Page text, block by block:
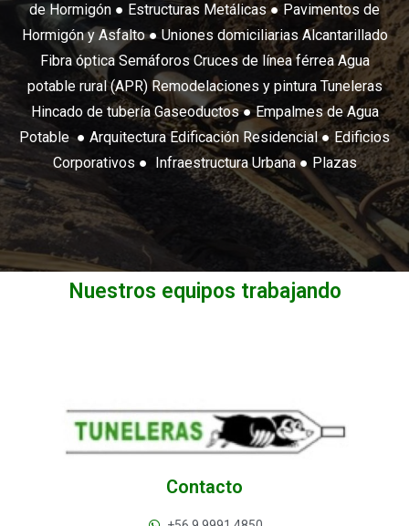
de Hormigón ● Estructuras Metálicas ● Pavimentos de
Hormigón y Asfalto ● Uniones domiciliarias Alcantarillado
Fibra óptica Semáforos Cruces de línea férrea Agua
potable rural (APR) Remodelaciones y pintura Tuneleras
Hincado de tubería Gaseoductos ● Empalmes de Agua
Potable ● Arquitectura Edificación Residencial ● Edificios
Corporativos ● Infraestructura Urbana ● Plazas
Nuestros equipos trabajando
Contacto